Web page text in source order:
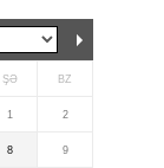
ŞƏ BZ
1 2
8 9